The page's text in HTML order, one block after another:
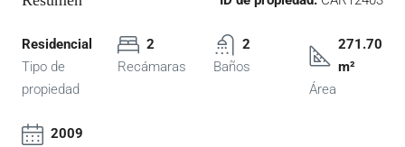
Residencial
Tipo de
propiedad
2
Recámaras
2
Baños
271.70
m²
Área
2009